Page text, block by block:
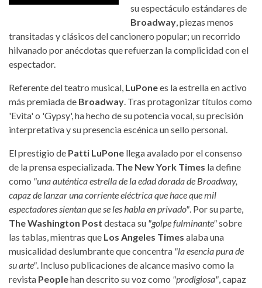
su espectáculo estándares de
Broadway, piezas menos
transitadas y clásicos del cancionero popular; un recorrido
hilvanado por anécdotas que refuerzan la complicidad con el
espectador.
Referente del teatro musical, LuPonees la estrella en activo
más premiada de Broadway. Tras protagonizar títulos como
'Evita' o 'Gypsy', ha hecho de su potencia vocal, su precisión
interpretativa y su presencia escénica un sello personal.
El prestigio de Patti LuPone llega avalado por el consenso
de la prensa especializada. The New York Times la define
como "una auténtica estrella de la edad dorada de Broadway,
capaz de lanzar una corriente eléctrica que hace que mil
espectadores sientan que se les habla en privado". Por su parte,
The Washington Post destaca su "golpe fulminante"sobre
las tablas, mientras que Los Angeles Times alaba una
musicalidad deslumbrante que concentra "la esencia pura de
su arte". Incluso publicaciones de alcance masivo como la
revista Peoplehan descrito su voz como "prodigiosa", capaz